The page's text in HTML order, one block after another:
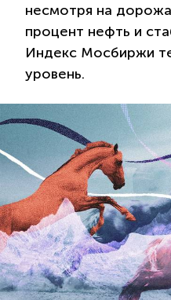
несмотря на
процент нефть и
Индекс Мосбиржи
уровень.